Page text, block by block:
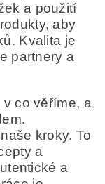
a použití
aby
Kvalita je
partnery a
co věříme, a
kroky. To
a
a